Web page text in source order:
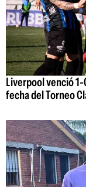
Liverpool venció
fecha del Torneo